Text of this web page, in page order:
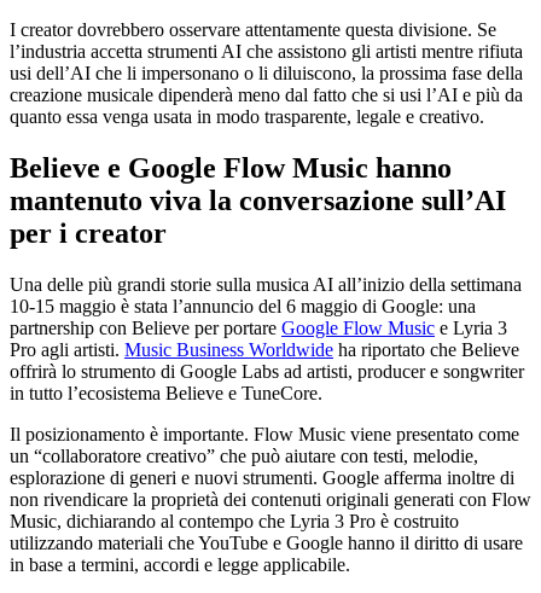
I creator dovrebbero osservare attentamente questa divisione. Se
l’industria accetta strumenti AI che assistono gli artisti mentre rifiuta
usi dell’AI che li impersonano o li diluiscono, la prossima fase della
creazione musicale dipenderà meno dal fatto che si usi l’AI e più da
quanto essa venga usata in modo trasparente, legale e creativo.
Believe e Google Flow Music hanno
mantenuto viva la conversazione sull’AI
per i creator
Una delle più grandi storie sulla musica AI all’inizio della settimana
10-15 maggio è stata l’annuncio del 6 maggio di Google: una
partnership con Believe per portare Google Flow Music e Lyria 3
Pro agli artisti. Music Business Worldwide ha riportato che Believe
offrirà lo strumento di Google Labs ad artisti, producer e songwriter
in tutto l’ecosistema Believe e TuneCore.
Il posizionamento è importante. Flow Music viene presentato come
un “collaboratore creativo” che può aiutare con testi, melodie,
esplorazione di generi e nuovi strumenti. Google afferma inoltre di
non rivendicare la proprietà dei contenuti originali generati con Flow
Music, dichiarando al contempo che Lyria 3 Pro è costruito
utilizzando materiali che YouTube e Google hanno il diritto di usare
in base a termini, accordi e legge applicabile.